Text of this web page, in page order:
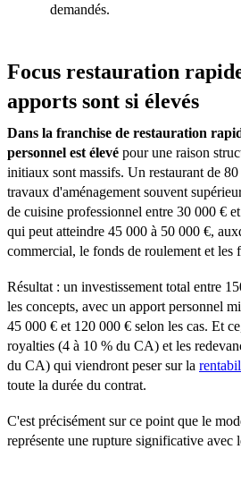
demandés.
Focus restauration
apports sont si élevés
Dans la franchise de restauration
personnel est élevé pour une raison
initiaux sont massifs. Un restaurant de 80
travaux d'aménagement souvent
de cuisine professionnel entre 30 000 €
qui peut atteindre 45 000 à 50 000 €,
commercial, le fonds de roulement et les
Résultat : un investissement total entre
les concepts, avec un apport personnel
45 000 € et 120 000 € selon les cas. Et
royalties (4 à 10 % du CA) et les
du CA) qui viendront peser sur la
toute la durée du contrat.
C'est précisément sur ce point que le
représente une rupture significative avec